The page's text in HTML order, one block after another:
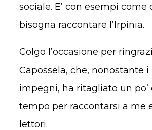
sociale. E’ con esempi come
bisogna raccontare l’Irpinia.
Colgo l’occasione per
Capossela, che, nonostante
impegni, ha ritagliato un po’
tempo per raccontarsi a me
lettori.